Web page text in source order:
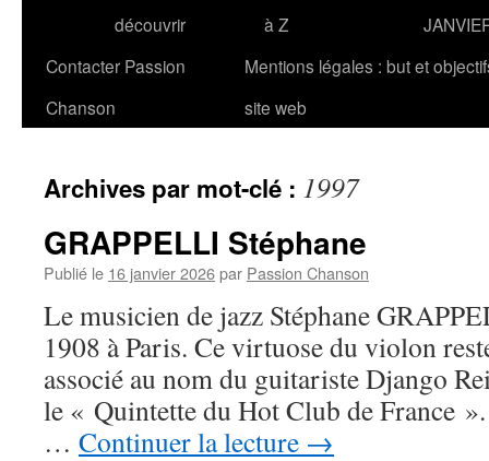
découvrir
à Z
Contacter Passion
Chanson
Mentions légales : but et
site web
Archives par mot-clé : 1997
GRAPPELLI Stéphane
Publié le 16 janvier 2026par Passion Chanson
Le musicien de jazz Stéphane
1908 à Paris. Ce virtuose du violon
associé au nom du guitariste Django
le « Quintette du Hot Club de France
… Continuer la lecture →